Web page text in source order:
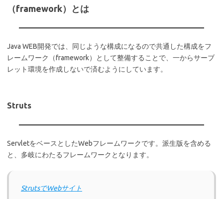
（framework）とは
Java WEB開発では、同じような構成になるので共通した構成をフ
レームワーク（framework）として整備することで、一からサーブ
レット環境を作成しないで済むようにしています。
Struts
ServletをベースとしたWebフレームワークです。派生版を含める
と、多岐にわたるフレームワークとなります。
StrutsでWebサイト